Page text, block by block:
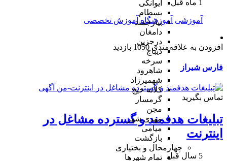
ایوانکی
بسطام
بیارجمند
دامغان
درجزین
دیباج
سرخه
شاهرود
شهمیرزاد
کلاته خیج
گرمسار
مجن
مهدی شهر
میامی
بازگشت
چهارمحال و بختیاری
تمام شهر‌ها
1 ماه قبل
آموزشی آموزشگاه آموزش تخصصی
افزودن به علاقه‌مندی 1050 بازدید
فارس شیراز
تماس بگیرید
تبلیغات هدفمند و گسترده مشاغل در
اینترنت
5 سال قبل